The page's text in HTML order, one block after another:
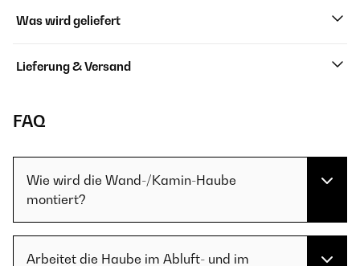
Was wird geliefert
Lieferung & Versand
FAQ
Wie wird die Wand-/Kamin-Haube
montiert?
Arbeitet die Haube im Abluft- und im